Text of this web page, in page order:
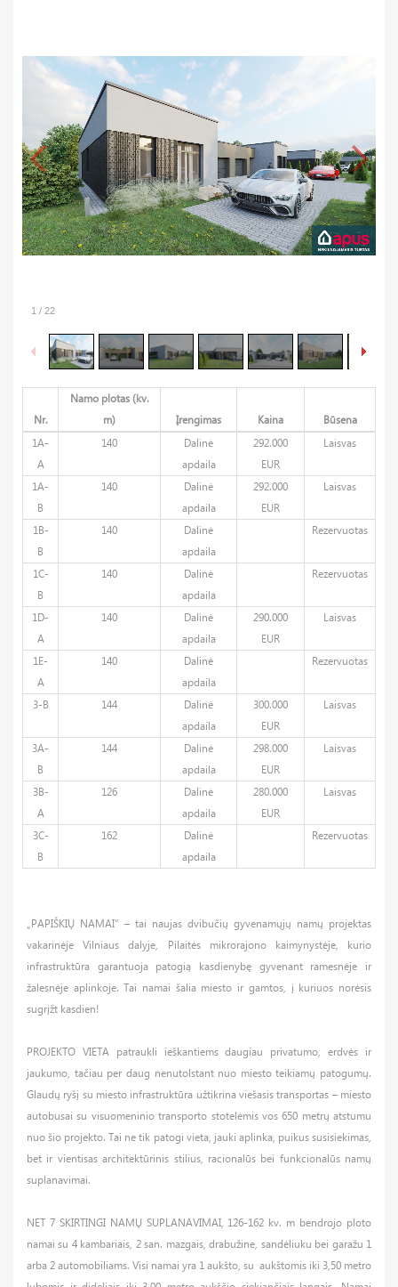
1 / 22
Nr.
Namo plotas (kv.
m)
Įrengimas Kaina
Būsena
1A-
A
140
Dalinė
apdaila
292.000
EUR
Laisvas
1A-
B
140
Dalinė
apdaila
292.000
EUR
Laisvas
1B-
B
140
Dalinė
apdaila
Rezervuotas
1C-
B
140
Dalinė
apdaila
Rezervuotas
1D-
A
140
Dalinė
apdaila
290.000
EUR
Laisvas
1E-
A
140
Dalinė
apdaila
Rezervuotas
3-B 144
Dalinė
apdaila
300.000
EUR
Laisvas
3A-
B
144
Dalinė
apdaila
298.000
EUR
Laisvas
3B-
A
126
Dalinė
apdaila
280.000
EUR
Laisvas
3C-
B
162
Dalinė
apdaila
Rezervuotas
„PAPIŠKIŲ NAMAI“ – tai naujas dvibučių gyvenamųjų namų projektas
vakarinėje Vilniaus dalyje, Pilaitės mikrorajono kaimynystėje, kurio
infrastruktūra garantuoja patogią kasdienybę gyvenant ramesnėje ir
žalesnėje aplinkoje. Tai namai šalia miesto ir gamtos, į kuriuos norėsis
sugrįžt kasdien!
PROJEKTO VIETA patraukli ieškantiems daugiau privatumo, erdvės ir
jaukumo, tačiau per daug nenutolstant nuo miesto teikiamų patogumų.
Glaudų ryšį su miesto infrastruktūra užtikrina viešasis transportas – miesto
autobusai su visuomeninio transporto stotelėmis vos 650 metrų atstumu
nuo šio projekto. Tai ne tik patogi vieta, jauki aplinka, puikus susisiekimas,
bet ir vientisas architektūrinis stilius, racionalūs bei funkcionalūs namų
suplanavimai.
NET 7 SKIRTINGI NAMŲ SUPLANAVIMAI, 126-162 kv. m bendrojo ploto
namai su 4 kambariais, 2 san. mazgais, drabužine, sandėliuku bei garažu 1
arba 2 automobiliams. Visi namai yra 1 aukšto, su aukštomis iki 3,50 metro